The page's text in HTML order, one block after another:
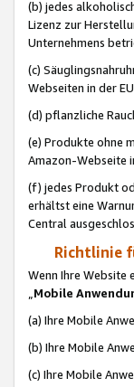
(b) jedes
Lizenz zur
Unternehmens
(c)
Webseiten in der
(d) pflanzliche
(e) Produkte ohne
Amazon-Webseite
(f) jedes Produkt
erhältst eine
Central
Richtlinie
Wenn Ihre
„Mobile
(a) Ihre Mobile
(b) Ihre Mobile
(c) Ihre Mobile